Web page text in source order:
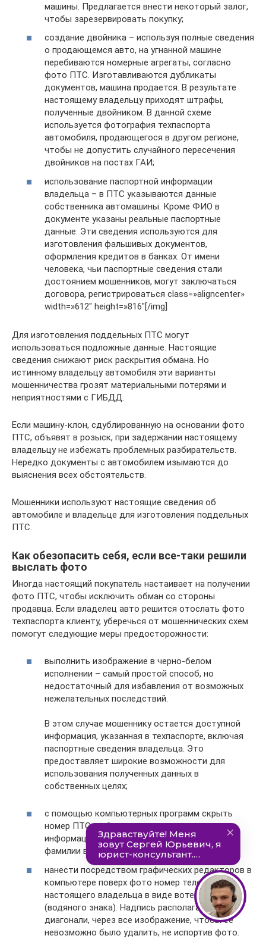
машины. Предлагается внести некоторый залог,
чтобы зарезервировать покупку;
создание двойника – используя полные сведения
о продающемся авто, на угнанной машине
перебиваются номерные агрегаты, согласно
фото ПТС. Изготавливаются дубликаты
документов, машина продается. В результате
настоящему владельцу приходят штрафы,
полученные двойником. В данной схеме
используется фотография техпаспорта
автомобиля, продающегося в другом регионе,
чтобы не допустить случайного пересечения
двойников на постах ГАИ;
использование паспортной информации
владельца – в ПТС указываются данные
собственника автомашины. Кроме ФИО в
документе указаны реальные паспортные
данные. Эти сведения используются для
изготовления фальшивых документов,
оформления кредитов в банках. От имени
человека, чьи паспортные сведения стали
достоянием мошенников, могут заключаться
договора, регистрироваться class=»aligncenter»
width=»612″ height=»816″[/img]
Для изготовления поддельных ПТС могут
использоваться подложные данные. Настоящие
сведения снижают риск раскрытия обмана. Но
истинному владельцу автомобиля эти варианты
мошенничества грозят материальными потерями и
неприятностями с ГИБДД.
Если машину-клон, сдублированную на основании фото
ПТС, объявят в розыск, при задержании настоящему
владельцу не избежать проблемных разбирательств.
Нередко документы с автомобилем изымаются до
выяснения всех обстоятельств.
Мошенники используют настоящие сведения об
автомобиле и владельце для изготовления поддельных
ПТС.
Как обезопасить себя, если все-таки решили
выслать фото
Иногда настоящий покупатель настаивает на получении
фото ПТС, чтобы исключить обман со стороны
продавца. Если владелец авто решится отослать фото
техпаспорта клиенту, уберечься от мошеннических схем
помогут следующие меры предосторожности:
выполнить изображение в черно-белом
исполнении – самый простой способ, но
недостаточный для избавления от возможных
нежелательных последствий.
В этом случае мошеннику остается доступной
информация, указанная в техпаспорте, включая
паспортные сведения владельца. Это
предоставляет широкие возможности для
использования полученных данных в
собственных целях;
с помощью компьютерных программ скрыть
номер ПТС, собственную паспортную
информацию и остальные сведения, кроме
фамилии владельца;
нанести посредством графических редакторов в
компьютере поверх фото номер телефона
настоящего владельца в виде вотермарка
(водяного знака). Надпись располагается по
диагонали, через все изображение, чтобы ее
невозможно было удалить, не испортив фото.